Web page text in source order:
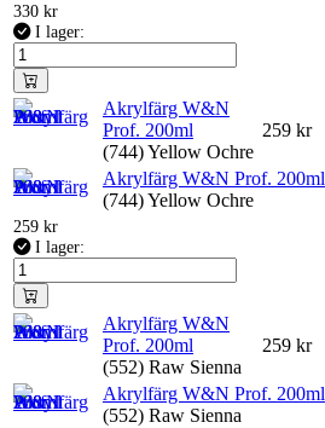
330 kr
I lager:
Akrylfärg W&N
Prof. 200ml
(744) Yellow Ochre
259 kr
Akrylfärg W&N Prof. 200ml
(744) Yellow Ochre
259 kr
I lager:
Akrylfärg W&N
Prof. 200ml
(552) Raw Sienna
259 kr
Akrylfärg W&N Prof. 200ml
(552) Raw Sienna